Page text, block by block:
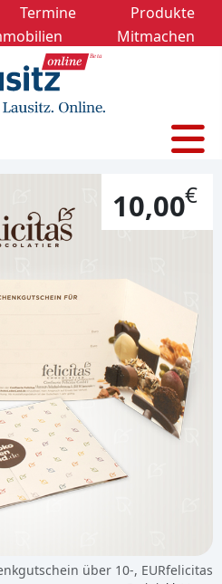
Termine
Produkte
Mitmachen
über 10-, EURfelicitas
10,00€